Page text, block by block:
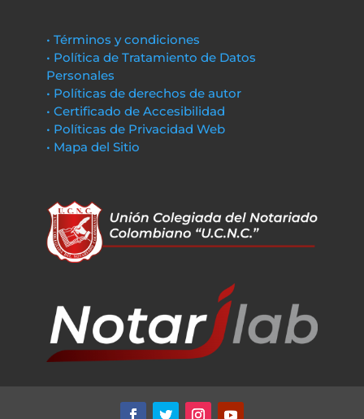
• Términos y condiciones
• Política de Tratamiento de Datos
Personales
• Políticas de derechos de autor
• Certificado de Accesibilidad
• Políticas de Privacidad Web
• Mapa del Sitio